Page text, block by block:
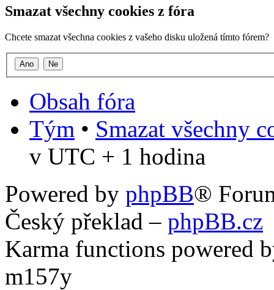
Smazat všechny cookies z fóra
Chcete smazat všechna cookies z vašeho disku uložená tímto fórem?
Obsah fóra
Tým • Smazat všechny
v UTC + 1 hodina
Powered by phpBB®
Český překlad – phpBB.cz
Karma functions powered
m157y